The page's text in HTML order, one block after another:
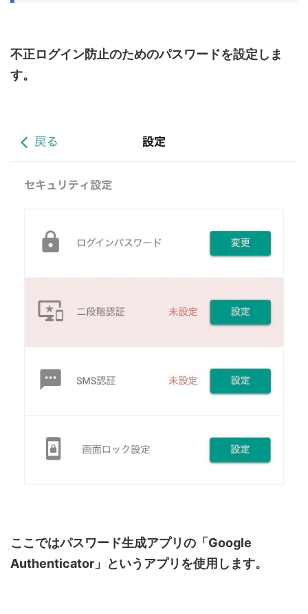
不正ログイン防止のためのパスワードを設定しま
す。
ここではパスワード生成アプリの「Google
Authenticator」というアプリを使用します。